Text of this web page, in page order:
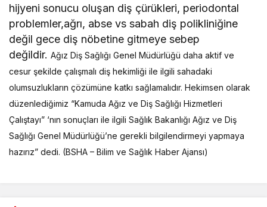
hijyeni sonucu oluşan diş çürükleri, periodontal
problemler,ağrı, abse vs sabah diş polikliniğine
değil gece diş nöbetine gitmeye sebep
değildir.Ağız Diş Sağlığı Genel Müdürlüğü daha aktif ve
cesur şekilde çalışmalı diş hekimliği ile ilgili sahadaki
olumsuzlukların çözümüne katkı sağlamalıdır. Hekimsen olarak
düzenlediğimiz “Kamuda Ağız ve Diş Sağlığı Hizmetleri
Çalıştayı” ‘nın sonuçları ile ilgili Sağlık Bakanlığı Ağız ve Diş
Sağlığı Genel Müdürlüğü’ne gerekli bilgilendirmeyi yapmaya
hazırız” dedi. (BSHA – Bilim ve Sağlık Haber Ajansı)